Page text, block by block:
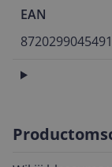
EAN
8720299045491